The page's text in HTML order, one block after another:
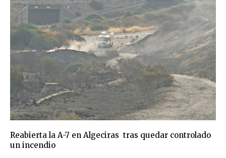
Reabierta la A-7 en Algeciras tras quedar controlado
un incendio